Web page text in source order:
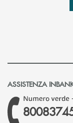
ASSISTENZA